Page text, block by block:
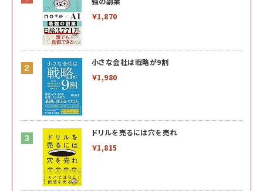
￥1,870
小さな会社は戦略が9割
￥1,980
ドリルを売るには穴を売れ
￥1,815